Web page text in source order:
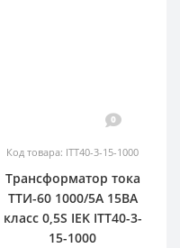
0
Код товара: ITT40-3-15-1000
Трансформатор тока
ТТИ-60 1000/5А 15ВА
класс 0,5S IEK ITT40-3-
15-1000